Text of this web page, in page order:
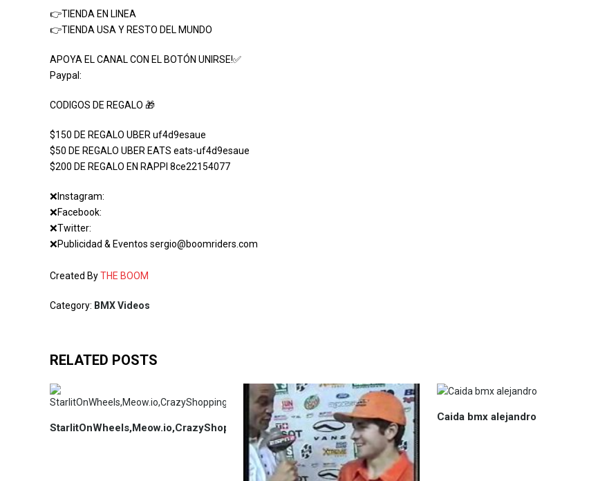
👉TIENDA EN LINEA
👉TIENDA USA Y RESTO DEL MUNDO
APOYA EL CANAL CON EL BOTÓN UNIRSE!✅
Paypal:
CODIGOS DE REGALO 🎁
$150 DE REGALO UBER uf4d9esaue
$50 DE REGALO UBER EATS eats-uf4d9esaue
$200 DE REGALO EN RAPPI 8ce22154077
❌Instagram:
❌Facebook:
❌Twitter:
❌Publicidad & Eventos sergio@boomriders.com
Created ByTHE BOOM
Category: BMX Videos
RELATED POSTS
StarlitOnWheels,Meow.io,CrazyShopping,JungleAdventure2,PvZ2,MadSkillsBMX,TomHero,TheBallZMoveBlock
Caida bmx alejandro